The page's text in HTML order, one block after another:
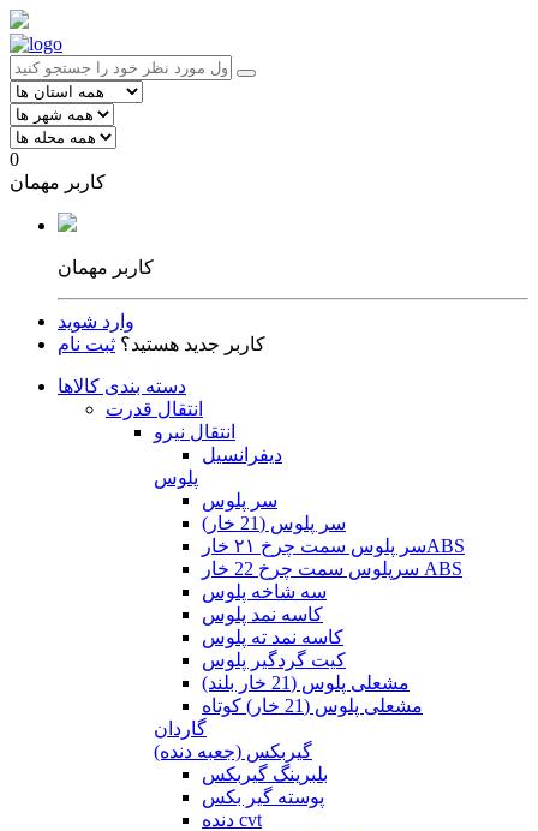
0
کاربر مهمان
کاربر مهمان
وارد شوید
کاربر جدید هستید؟ ثبت نام
دسته بندی کالاها
انتقال قدرت
انتقال نیرو
دیفرانسیل
پلوس
سر پلوس
سر پلوس (21 خار)
سر پلوس سمت چرخ ۲۱ خارABS
سرپلوس سمت چرخ 22 خار ABS
سه شاخه پلوس
کاسه نمد پلوس
کاسه نمد ته پلوس
کیت گردگیر پلوس
مشعلی پلوس (21 خار بلند)
مشعلی پلوس (21 خار) کوتاه
گاردان
گیربکس (جعبه دنده)
بلبرینگ گیربکس
پوسته گیر بکس
دنده cvt